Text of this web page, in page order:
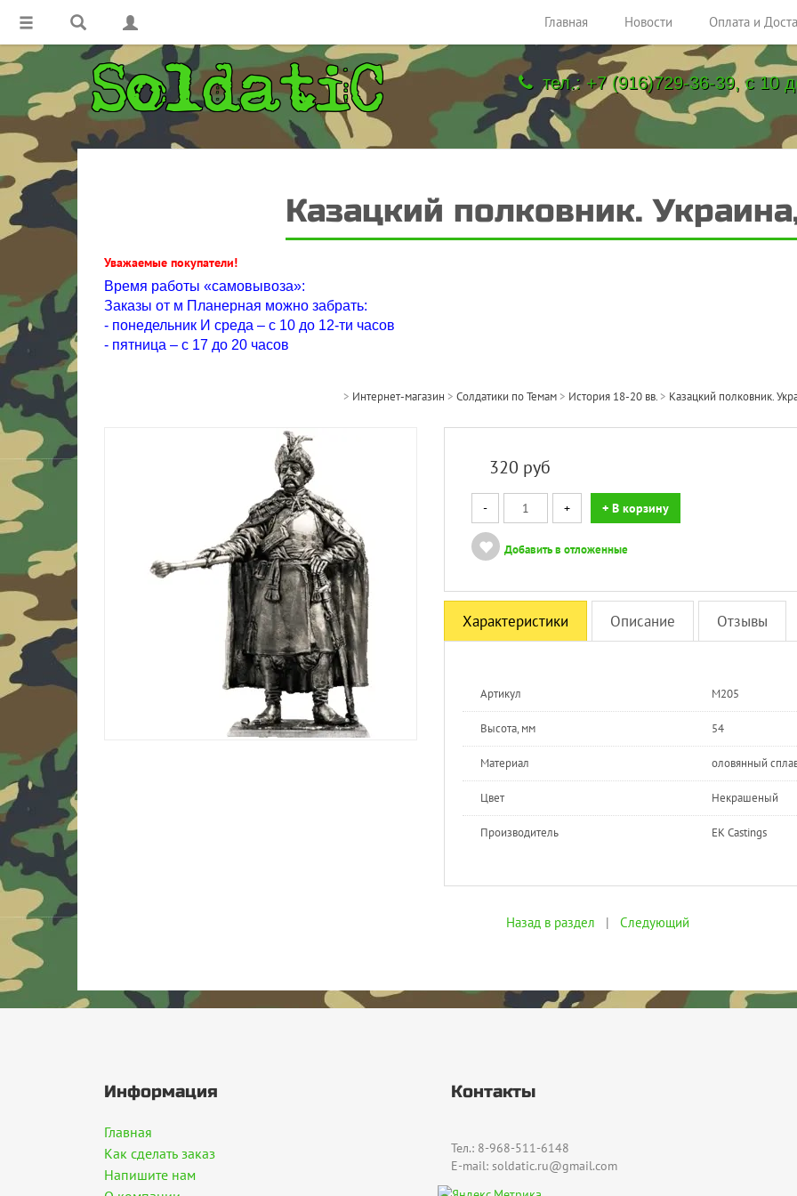
Главная Новости Оплата и
тел.: +7 (916)729-36-39, с 10
Казацкий полковник.
Уважаемые покупатели!
Время работы «самовывоза»:
Заказы от м Планерная можно забрать:
- понедельник И среда – с 10 до 12-ти часов
- пятница – с 17 до 20 часов
> Интернет-магазин > Солдатики по Темам > История 18-20 вв. > Казацкий полковник.
320 руб
- + + В корзину
Добавить в отложенные
Характеристики Описание Отзывы
Артикул M205
Высота, мм 54
Материал оловянный
Цвет Некрашеный
Производитель EK Castings
Назад в раздел | Следующий
Информация
Главная
Как сделать заказ
Напишите нам
Контакты
Тел.: 8-968-511-6148
E-mail: soldatic.ru@gmail.com